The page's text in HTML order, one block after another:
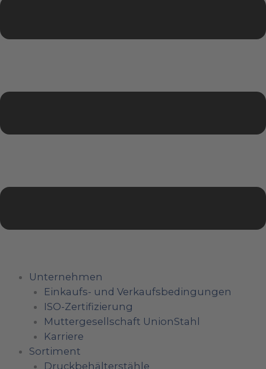
Unternehmen
Einkaufs- und Verkaufsbedingungen
ISO-Zertifizierung
Muttergesellschaft UnionStahl
Karriere
Sortiment
Druckbehälterstähle